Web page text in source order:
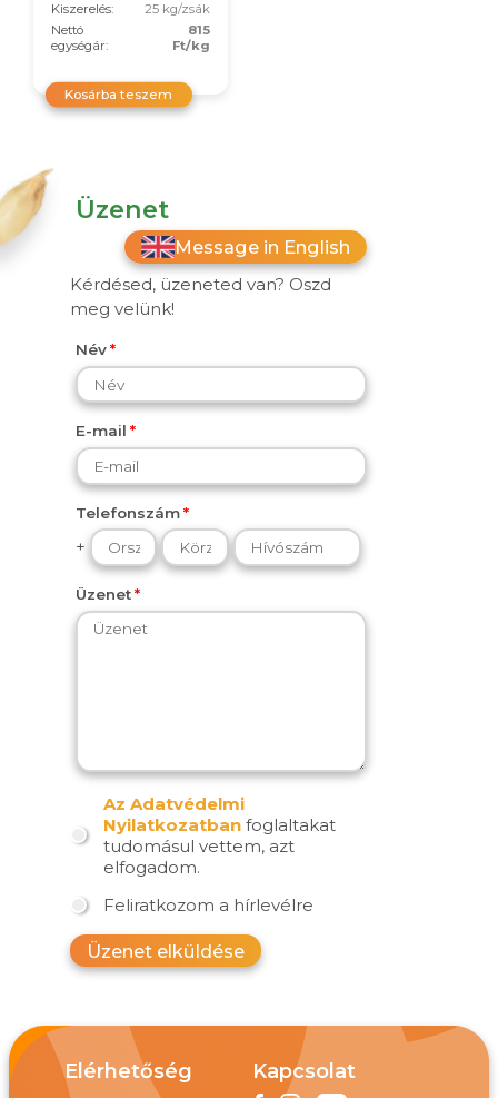
Kiszerelés:
25 kg/zsák
Nettó
egységár:
815
Ft/kg
Kosárba teszem
Üzenet
Message in English
Kérdésed, üzeneted van? Oszd
meg velünk!
Név
E-mail
Telefonszám
+
Üzenet
Az Adatvédelmi
Nyilatkozatban foglaltakat
tudomásul vettem, azt
elfogadom.
Feliratkozom a hírlevélre
Üzenet elküldése
Elérhetőség Kapcsolat